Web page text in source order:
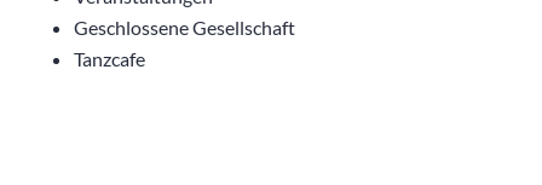
Geschlossene Gesellschaft
Tanzcafe